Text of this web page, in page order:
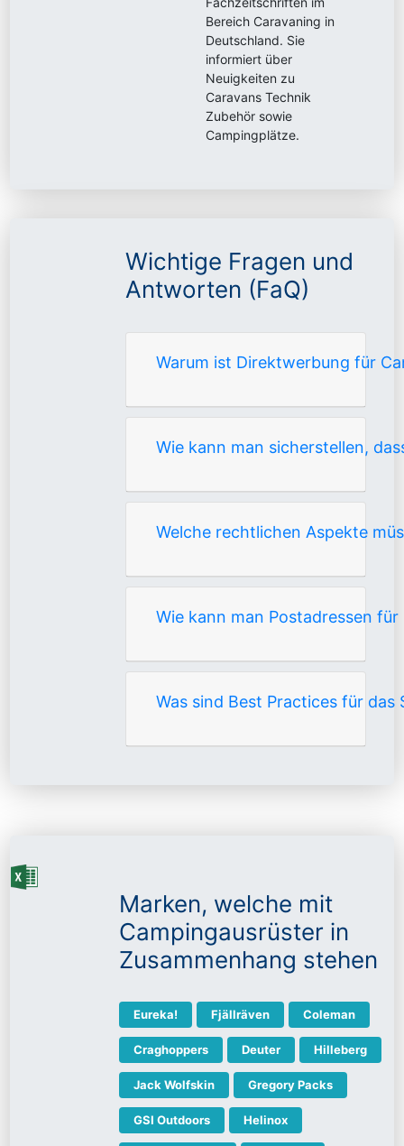
Bereich Caravaning in
Deutschland. Sie
informiert über
Neuigkeiten zu
Caravans Technik
Zubehör sowie
Campingplätze.
Wichtige Fragen und
Antworten (FaQ)
Warum ist Direktwerbung für
Wie kann man sicherstellen,
Welche rechtlichen Aspekte
Wie kann man Postadressen
Was sind Best Practices für
Marken, welche mit
Campingausrüster in
Zusammenhang stehen
Eureka! Fjällräven Coleman
Craghoppers Deuter Hilleberg
Jack Wolfskin Gregory Packs
GSI Outdoors Helinox